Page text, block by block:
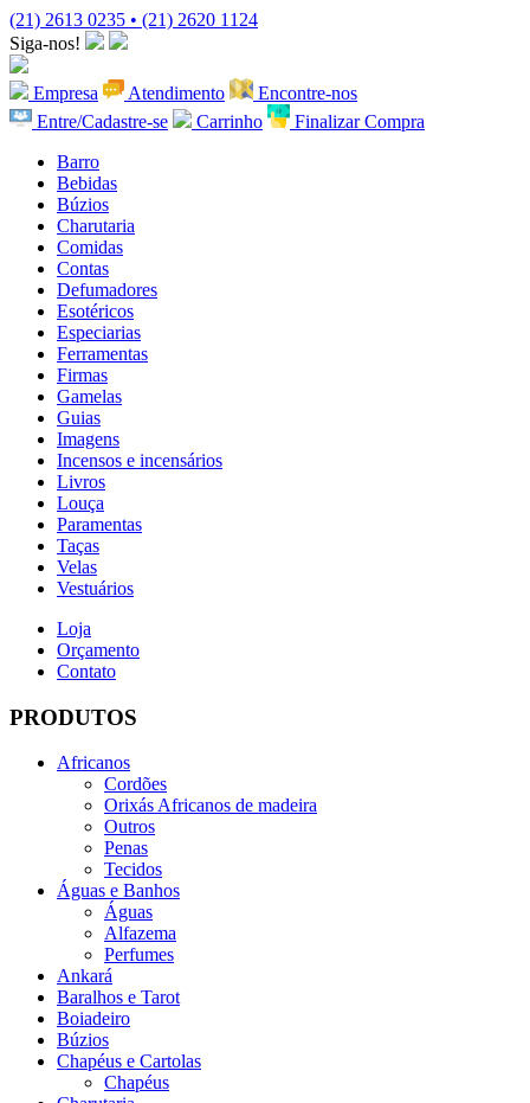
(21) 2613 0235 • (21) 2620 1124
Siga-nos!
Empresa Atendimento
Encontre-nos
Entre/Cadastre-se
Carrinho
Finalizar Compra
Barro
Bebidas
Búzios
Charutaria
Comidas
Contas
Defumadores
Esotéricos
Especiarias
Ferramentas
Firmas
Gamelas
Guias
Imagens
Incensos e incensários
Livros
Louça
Paramentas
Taças
Velas
Vestuários
Loja
Orçamento
Contato
PRODUTOS
Africanos
Cordões
Orixás Africanos de madeira
Outros
Penas
Tecidos
Águas e Banhos
Águas
Alfazema
Perfumes
Ankará
Baralhos e Tarot
Boiadeiro
Búzios
Chapéus e Cartolas
Chapéus